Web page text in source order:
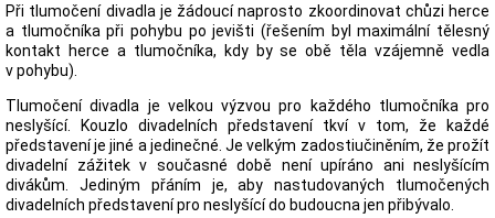
Při tlumočení divadla je žádoucí naprosto zkoordinovat chůzi herce
a tlumočníka při pohybu po jevišti (řešením byl maximální tělesný
kontakt herce a tlumočníka, kdy by se obě těla vzájemně vedla
v pohybu).
Tlumočení divadla je velkou výzvou pro každého tlumočníka pro
neslyšící. Kouzlo divadelních představení tkví v tom, že každé
představení je jiné a jedinečné. Je velkým zadostiučiněním, že prožít
divadelní zážitek v současné době není upíráno ani neslyšícím
divákům. Jediným přáním je, aby nastudovaných tlumočených
divadelních představení pro neslyšící do budoucna jen přibývalo.